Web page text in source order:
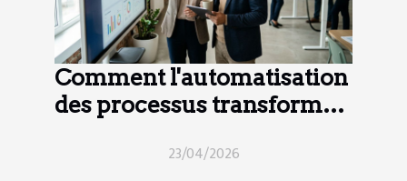
Comment l'automatisation
des processus transforme-
23/04/2026